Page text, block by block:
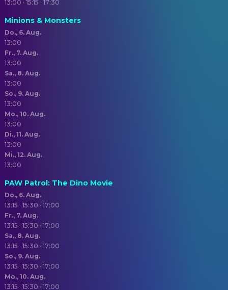
13:00 · 15:15 · 17:30
Minions & Monsters
Do., 6. Aug.
13:00
Fr., 7. Aug.
13:00
Sa., 8. Aug.
13:00
So., 9. Aug.
13:00
Mo., 10. Aug.
13:00
Di., 11. Aug.
13:00
Mi., 12. Aug.
13:00
PAW Patrol: The Dino Movie
Do., 6. Aug.
13:15 · 15:30 · 17:00
Fr., 7. Aug.
13:15 · 15:30 · 17:00
Sa., 8. Aug.
13:15 · 15:30 · 17:00
So., 9. Aug.
13:15 · 15:30 · 17:00
Mo., 10. Aug.
13:15 · 15:30 · 17:00